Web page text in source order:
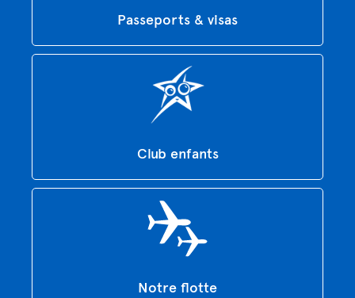
Passeports & visas
Club enfants
Notre flotte